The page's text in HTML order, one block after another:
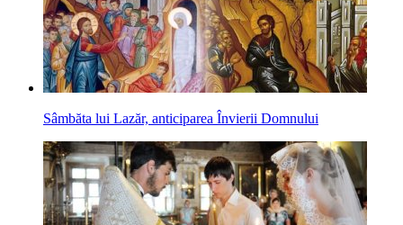
Sâmbăta lui Lazăr, anticiparea Învierii Domnului